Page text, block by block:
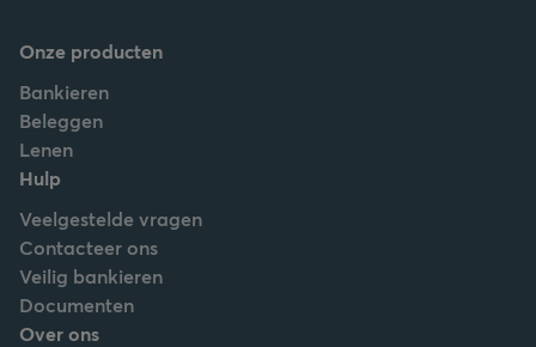
Onze producten
Bankieren
Beleggen
Lenen
Hulp
Veelgestelde vragen
Contacteer ons
Veilig bankieren
Documenten
Over ons